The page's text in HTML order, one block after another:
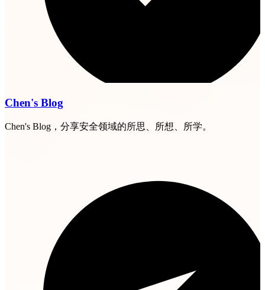
Chen's Blog
Chen's Blog，分享安全领域的所思、所想、所学。